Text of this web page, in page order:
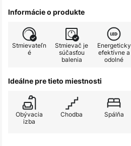
Informácie o produkte
Stmievateľn
é
Stmievač je
súčasťou
balenia
Energeticky
efektívne a
odolné
Ideálne pre tieto miestnosti
Obývacia
izba
Chodba Spálňa